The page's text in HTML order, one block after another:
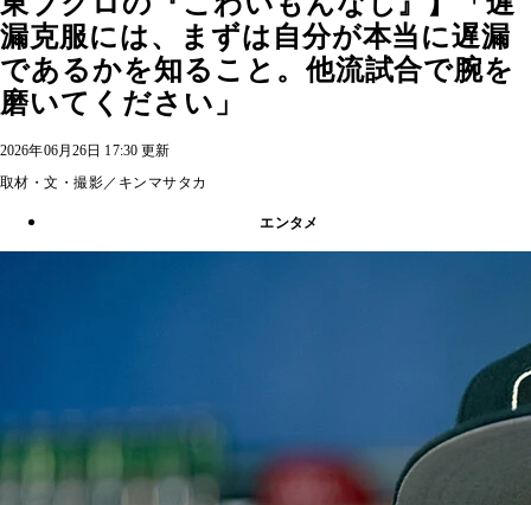
漏克服には、まずは自分が本当に遅漏
であるかを知ること。他流試合で腕を
磨いてください」
2026年06月26日 17:30 更新
取材・文・撮影／キンマサタカ
エンタメ